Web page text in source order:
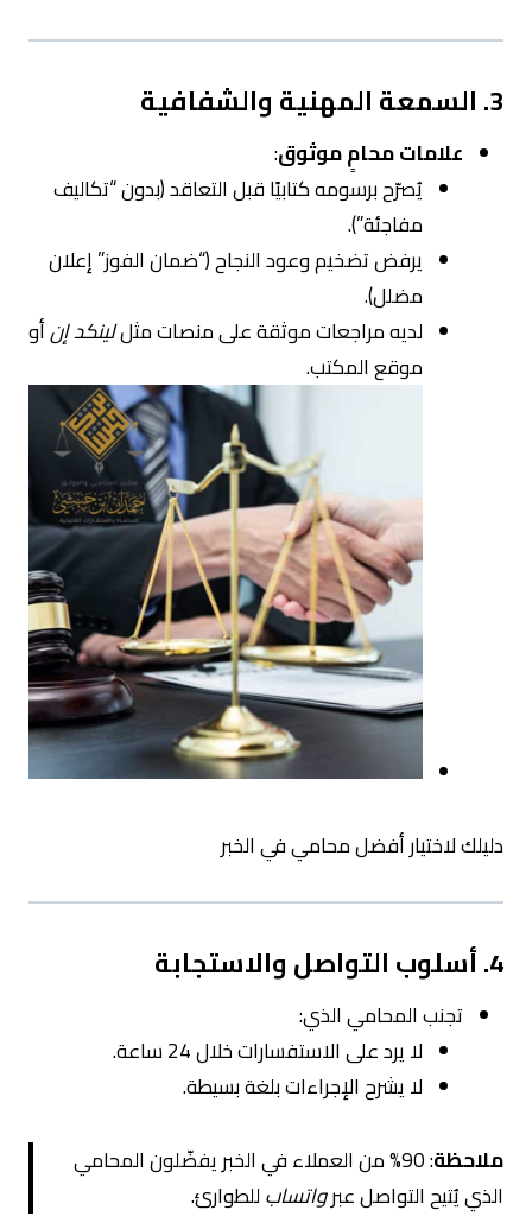
3. السمعة المهنية والشفافية
علامات محامٍ موثوق:
يُصرّح برسومه كتابيًا قبل التعاقد (بدون “تكاليف
مفاجئة”).
يرفض تضخيم وعود النجاح (“ضمان الفوز” إعلان
مضلل).
لديه مراجعات موثقة على منصات مثللينكد إنأو
موقع المكتب.
دليلك لاختيار أفضل محامي في الخبر
4. أسلوب التواصل والاستجابة
تجنب المحامي الذي:
لا يرد على الاستفسارات خلال 24 ساعة.
لا يشرح الإجراءات بلغة بسيطة.
ملاحظة
: 90% من العملاء في الخبر يفضّلون المحامي
الذي يُتيح التواصل عبرواتسابللطوارئ.